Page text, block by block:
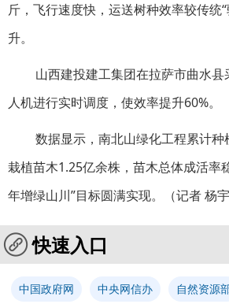
斤，飞行速度快，运送树种效率较传统
升。
山西建投建工集团在拉萨市曲水
人机进行实时调度，使效率提升60%。
数据显示，南北山绿化工程累计种
栽植苗木1.25亿余株，苗木总体成活率
年增绿山川”目标圆满实现。（记者 杨宇
快速入口
中国政府网 中央网信办 自然资源